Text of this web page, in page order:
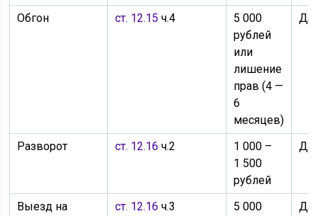
Обгон ст. 12.15 ч.4
5 000
рублей
или
лишение
прав (4 —
6
месяцев)
Да
Разворот ст. 12.16 ч.2
1 000 –
1 500
рублей
Да
Выезд на
ст. 12.16 ч.3
5 000
Да